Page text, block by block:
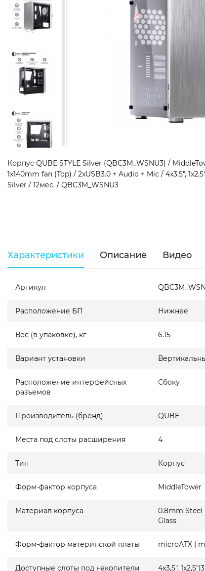
Корпус QUBE STYLE Silver (QBC3M_WSNU3) /
1x140mm fan (Top) / 2xUSB3.0 + Audio + Mic / 4x3,5",
Silver / 12мес. / QBC3M_WSNU3
Характеристики Описание Видео
Артикул
Расположение БП Нижнее
Вес (в упаковке), кг 6.15
Вариант установки
Расположение интерфейсных
разъемов
Сбоку
Производитель (бренд) QUBE
Места под слоты расширения 4
Тип Корпус
Форм-фактор корпуса MiddleTower
Материал корпуса
0.8mm Steel
Glass
Форм-фактор материнской платы microATX |
Доступные слоты под накопители 4x3,5",